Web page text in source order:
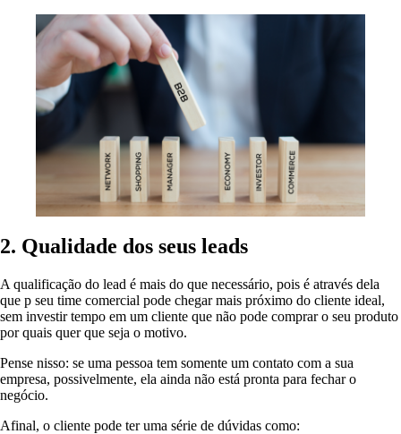
2. Qualidade dos seus leads
A qualificação do lead é mais do que necessário, pois é através dela
que p seu time comercial pode chegar mais próximo do cliente ideal,
sem investir tempo em um cliente que não pode comprar o seu produto
por quais quer que seja o motivo.
Pense nisso: se uma pessoa tem somente um contato com a sua
empresa, possivelmente, ela ainda não está pronta para fechar o
negócio.
Afinal, o cliente pode ter uma série de dúvidas como: